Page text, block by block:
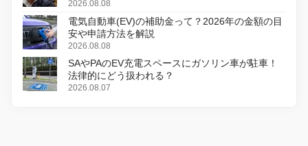
初のデジタルリマスター版で復活
2026.08.08
電気自動車(EV)の補助金って？2026年の金額の目
安や申請方法を解説
2026.08.08
SAやPAのEV充電スペースにガソリン車が駐車！
法律的にどう扱われる？
2026.08.07